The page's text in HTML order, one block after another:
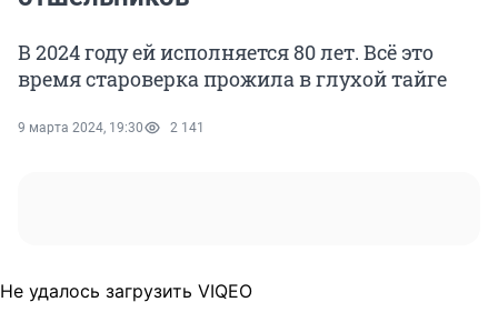
В 2024 году ей исполняется 80 лет. Всё это
время староверка прожила в глухой тайге
9 марта 2024, 19:30 2 141
Не удалось загрузить VIQEO